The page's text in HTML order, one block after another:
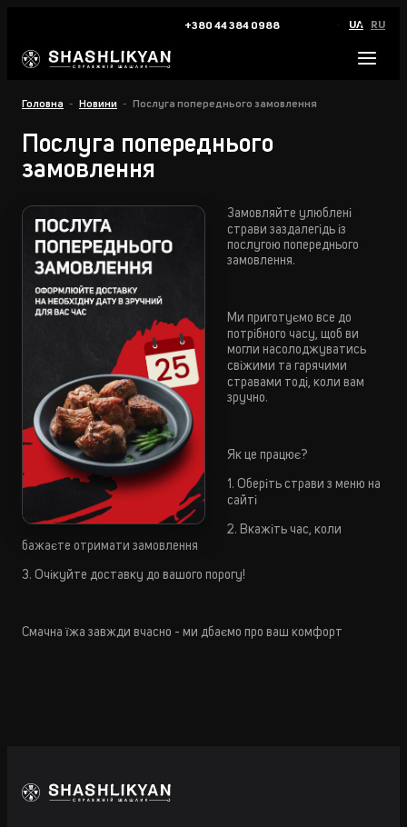
+380 44 384 0988 UA RU
Головна Новини Послуга попереднього замовлення
Послуга попереднього
замовлення
Замовляйте улюблені
страви заздалегідь із
послугою попереднього
замовлення.
Ми приготуємо все до
потрібного часу, щоб ви
могли насолоджуватись
свіжими та гарячими
стравами тоді, коли вам
зручно.
Як це працює?
1. Оберіть страви з меню на
сайті
2. Вкажіть час, коли
бажаєте отримати замовлення
3. Очікуйте доставку до вашого порогу!
Смачна їжа завжди вчасно - ми дбаємо про ваш комфорт